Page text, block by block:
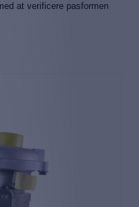
at verificere pasformen